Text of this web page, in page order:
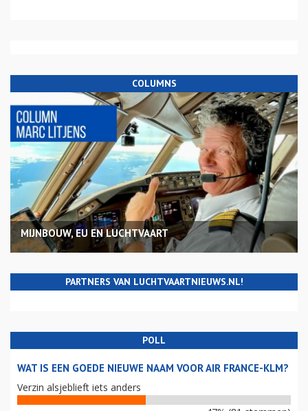
COLUMNS
MIJNBOUW, EU EN LUCHTVAART
PARTNERS VAN LUCHTVAARTNIEUWS.NL!
POLL
WAT IS EEN GOEDE NIEUWE NAAM VOOR AIR FRANCE-KLM?
Verzin alsjeblieft iets anders